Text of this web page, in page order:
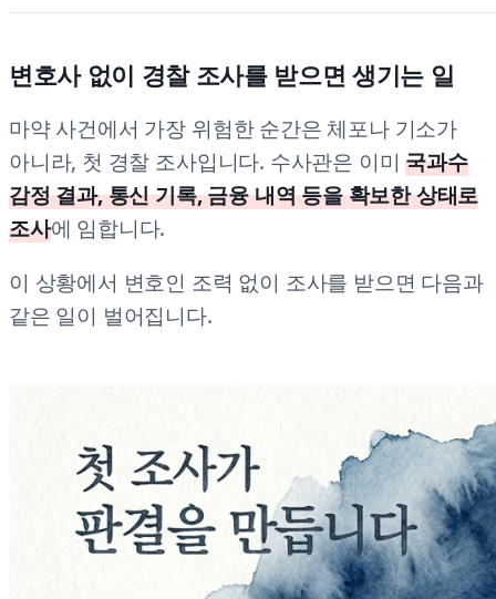
변호사 없이 경찰 조사를 받으면 생기는 일
마약 사건에서 가장 위험한 순간은 체포나 기소가
아니라, 첫 경찰 조사입니다. 수사관은 이미국과수
감정 결과, 통신 기록, 금융 내역 등을 확보한 상태로
조사에 임합니다.
이 상황에서 변호인 조력 없이 조사를 받으면 다음과
같은 일이 벌어집니다.